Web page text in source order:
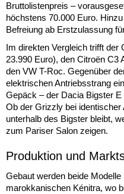
Bruttolistenpreis –
höchstens 70.000 Euro.
Befreiung ab Erstzulassung
Im direkten Vergleich trifft
23.990 Euro), den Citroën C3
den VW T-Roc. Gegenüber
elektrischen Antriebsstrang
Gepäck – der Dacia Bigster
Ob der Grizzly bei
unterhalb des Bigster bleibt,
zum Pariser Salon zeigen.
Produktion und
Gebaut werden beide
marokkanischen Kénitra, wo